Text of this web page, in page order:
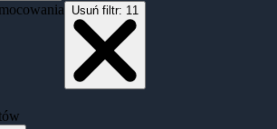
Usuń filtr: 11